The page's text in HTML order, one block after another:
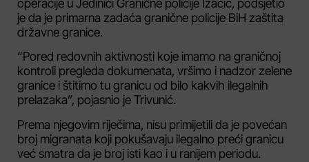
operacije u Jedinici Granične policije Izačić, podsjetio
je da je primarna zadaća granične policije BiH zaštita
državne granice.
“Pored redovnih aktivnosti koje imamo na graničnoj
kontroli pregleda dokumenata, vršimo i nadzor zelene
granice i štitimo tu granicu od bilo kakvih ilegalnih
prelazaka”, pojasnio je Trivunić.
Prema njegovim riječima, nisu primijetili da je povećan
broj migranata koji pokušavaju ilegalno preći granicu
već smatra da je broj isti kao i u ranijem periodu.